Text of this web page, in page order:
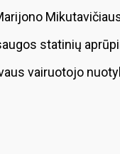
statinių
vairuotojo